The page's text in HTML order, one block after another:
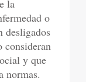
la
o
desligados
consideran
y que
normas.